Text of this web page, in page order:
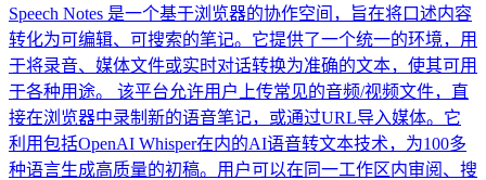
Speech Notes 是一个基于浏览器的协作空间，旨在将口述内容
转化为可编辑、可搜索的笔记。它提供了一个统一的环境，用
于将录音、媒体文件或实时对话转换为准确的文本，使其可用
于各种用途。 该平台允许用户上传常见的音频/视频文件，直
接在浏览器中录制新的语音笔记，或通过URL导入媒体。它
利用包括OpenAI Whisper在内的AI语音转文本技术，为100多
种语言生成高质量的初稿。用户可以在同一工作区内审阅、搜